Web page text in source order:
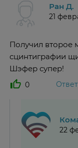
Ран Д.
21
Получил второе
сцинтиграфии
Шэфер супер!
0
22